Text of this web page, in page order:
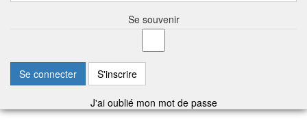
Se souvenir
Se connecter S'inscrire
J'ai oublié mon mot de passe